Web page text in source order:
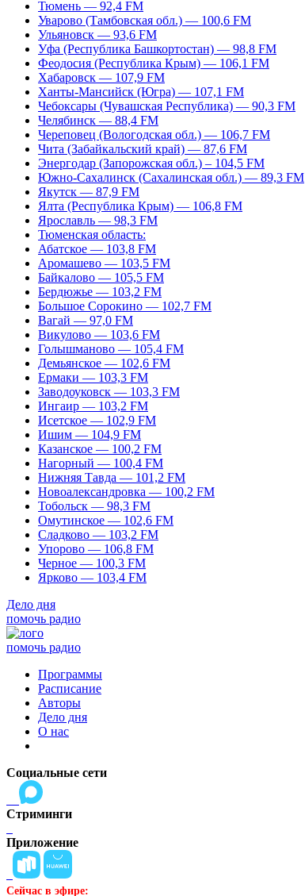
Тюмень — 92,4 FM
Уварово (Тамбовская обл.) — 100,6 FM
Ульяновск — 93,6 FM
Уфа (Республика Башкортостан) — 98,8 FM
Феодосия (Республика Крым) — 106,1 FM
Хабаровск — 107,9 FM
Ханты-Мансийск (Югра) — 107,1 FM
Чебоксары (Чувашская Республика) — 90,3 FM
Челябинск — 88,4 FM
Череповец (Вологодская обл.) — 106,7 FM
Чита (Забайкальский край) — 87,6 FM
Энергодар (Запорожская обл.) – 104,5 FM
Южно-Сахалинск (Сахалинская обл.) — 89,3 FM
Якутск — 87,9 FM
Ялта (Республика Крым) — 106,8 FM
Ярославль — 98,3 FM
Тюменская область:
Абатское — 103,8 FM
Аромашево — 103,5 FM
Байкалово — 105,5 FM
Бердюжье — 103,2 FM
Большое Сорокино — 102,7 FM
Вагай — 97,0 FM
Викулово — 103,6 FM
Голышманово — 105,4 FM
Демьянское — 102,6 FM
Ермаки — 103,3 FM
Заводоуковск — 103,3 FM
Ингаир — 103,2 FM
Исетское — 102,9 FM
Ишим — 104,9 FM
Казанское — 100,2 FM
Нагорный — 100,4 FM
Нижняя Тавда — 101,2 FM
Новоалександровка — 100,2 FM
Тобольск — 98,3 FM
Омутинское — 102,6 FM
Сладково — 103,2 FM
Упорово — 106,8 FM
Черное — 100,3 FM
Ярково — 103,4 FM
Дело дня
помочь радио
помочь радио
Программы
Расписание
Авторы
Дело дня
О нас
Социальные сети
Стриминги
Приложение
Сейчас в эфире: